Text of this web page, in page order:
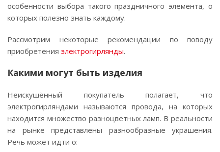
особенности выбора такого праздничного элемента, о
которых полезно знать каждому.
Рассмотрим некоторые рекомендации по поводу
приобретения электрогирлянды.
Какими могут быть изделия
Неискушённый покупатель полагает, что
электрогирляндами называются провода, на которых
находится множество разноцветных ламп. В реальности
на рынке представлены разнообразные украшения.
Речь может идти о: